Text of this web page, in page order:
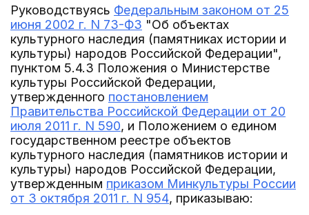
Руководствуясь Федеральным законом от 25
июня 2002 г. N 73-ФЗ "Об объектах
культурного наследия (памятниках истории и
культуры) народов Российской Федерации",
пунктом 5.4.3 Положения о Министерстве
культуры Российской Федерации,
утвержденного постановлением
Правительства Российской Федерации от 20
июля 2011 г. N 590, и Положением о едином
государственном реестре объектов
культурного наследия (памятников истории и
культуры) народов Российской Федерации,
утвержденным приказом Минкультуры России
от 3 октября 2011 г. N 954, приказываю: